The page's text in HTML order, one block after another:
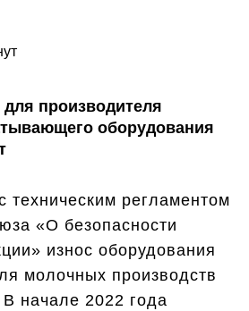
для производителя
оборудования
техническим регламентом
«О безопасности
износ оборудования
молочных производств
В начале 2022 года